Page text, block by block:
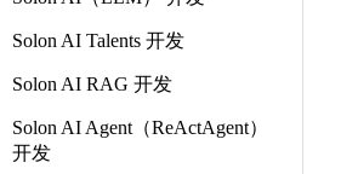
Solon AI Talents 开发
Solon AI RAG 开发
Solon AI Agent（ReActAgent）
开发